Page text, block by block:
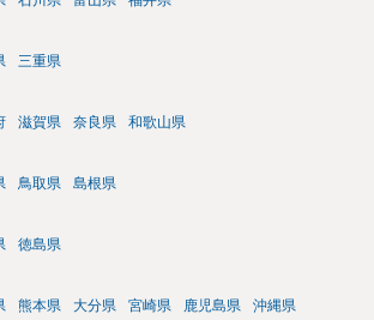
三重県
滋賀県 奈良県 和歌山県
鳥取県 島根県
徳島県
熊本県 大分県 宮崎県 鹿児島県 沖縄県